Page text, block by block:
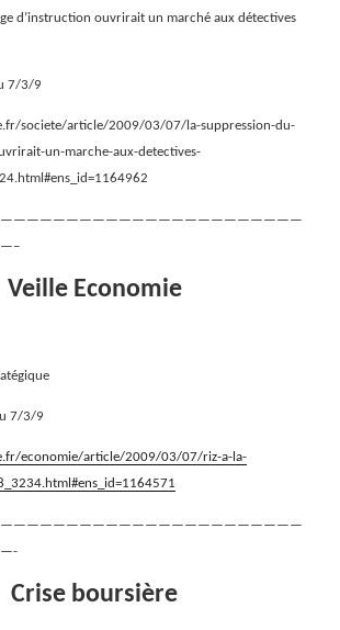
d’instruction ouvrirait un marché aux détectives
7/3/9
societe/article/2009/03/07/la-suppression-du-
un-marche-aux-detectives-
Veille Economie
7/3/9
economie/article/2009/03/07/riz-a-la-
Crise boursière